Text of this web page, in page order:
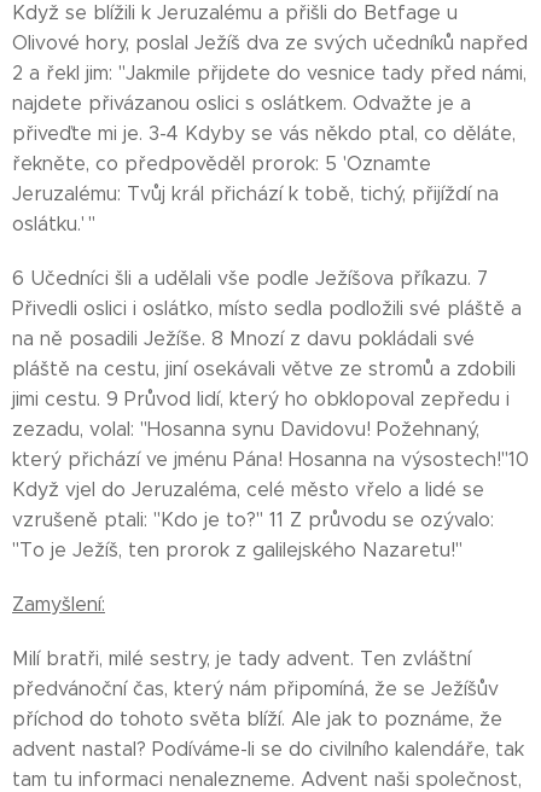
Když se blížili k Jeruzalému a přišli do Betfage u
Olivové hory, poslal Ježíš dva ze svých učedníků napřed
2 a řekl jim: "Jakmile přijdete do vesnice tady před námi,
najdete přivázanou oslici s oslátkem. Odvažte je a
přiveďte mi je. 3-4 Kdyby se vás někdo ptal, co děláte,
řekněte, co předpověděl prorok: 5 'Oznamte
Jeruzalému: Tvůj král přichází k tobě, tichý, přijíždí na
oslátku.' "
6 Učedníci šli a udělali vše podle Ježíšova příkazu. 7
Přivedli oslici i oslátko, místo sedla podložili své pláště a
na ně posadili Ježíše. 8 Mnozí z davu pokládali své
pláště na cestu, jiní osekávali větve ze stromů a zdobili
jimi cestu. 9 Průvod lidí, který ho obklopoval zepředu i
zezadu, volal: "Hosanna synu Davidovu! Požehnaný,
který přichází ve jménu Pána! Hosanna na výsostech!"10
Když vjel do Jeruzaléma, celé město vřelo a lidé se
vzrušeně ptali: "Kdo je to?" 11 Z průvodu se ozývalo:
"To je Ježíš, ten prorok z galilejského Nazaretu!"
Zamyšlení:
Milí bratři, milé sestry, je tady advent. Ten zvláštní
předvánoční čas, který nám připomíná, že se Ježíšův
příchod do tohoto světa blíží. Ale jak to poznáme, že
advent nastal? Podíváme-li se do civilního kalendáře, tak
tam tu informaci nenalezneme. Advent naši společnost,